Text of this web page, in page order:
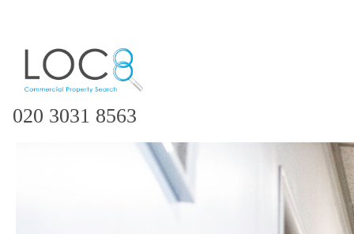
020 3031 8563